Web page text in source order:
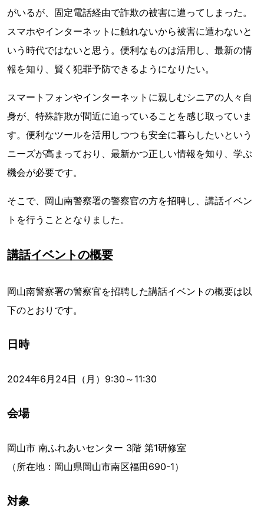
がいるが、固定電話経由で詐欺の被害に遭ってしまった。
スマホやインターネットに触れないから被害に遭わないと
いう時代ではないと思う。便利なものは活用し、最新の情
報を知り、賢く犯罪予防できるようになりたい。
スマートフォンやインターネットに親しむシニアの人々自
身が、特殊詐欺が間近に迫っていることを感じ取っていま
す。便利なツールを活用しつつも安全に暮らしたいという
ニーズが高まっており、最新かつ正しい情報を知り、学ぶ
機会が必要です。
そこで、岡山南警察署の警察官の方を招聘し、講話イベン
トを行うこととなりました。
講話イベントの概要
岡山南警察署の警察官を招聘した講話イベントの概要は以
下のとおりです。
日時
2024年6月24日（月）9:30～11:30
会場
岡山市 南ふれあいセンター 3階 第1研修室
（所在地：岡山県岡山市南区福田690-1）
対象